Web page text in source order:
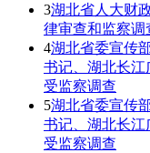
3湖北省人大财
律审查和监察调
4湖北省委宣传
书记、湖北长
受监察调查
5湖北省委宣传
书记、湖北长
受监察调查